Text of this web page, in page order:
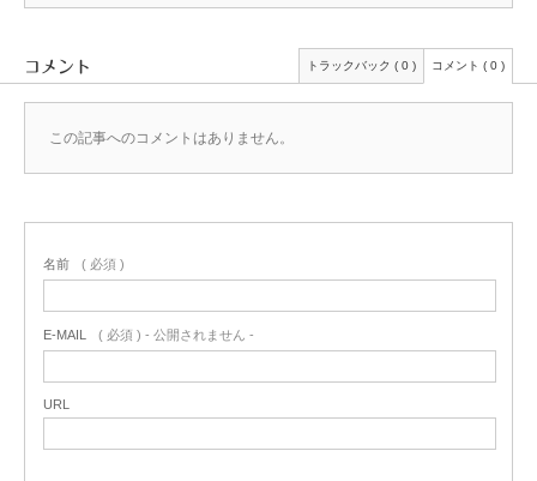
コメント トラックバック ( 0 ) コメント ( 0 )
この記事へのコメントはありません。
名前 ( 必須 )
E-MAIL ( 必須 ) - 公開されません -
URL